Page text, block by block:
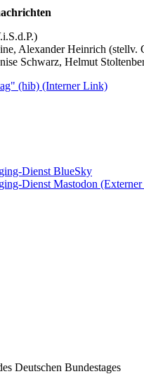
Alexander Heinrich (stellv.
Schwarz, Helmut
(hib) (Interner Link)
Dienst BlueSky
Dienst Mastodon
Deutschen Bundestages